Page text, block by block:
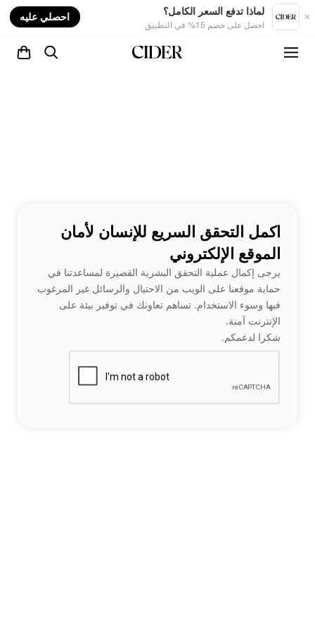
لماذا تدفع السعر الكامل؟
احصل على خصم 15% في التطبيق
احصلي عليه
اكمل التحقق السريع للإنسان لأمان
الموقع الإلكتروني
يرجى إكمال عملية التحقق البشرية القصيرة لمساعدتنا في
حماية موقعنا على الويب من الاحتيال والرسائل غير المرغوب
فيها وسوء الاستخدام. تساهم تعاونك في توفير بيئة على
الإنترنت آمنة.
شكرا لدعمكم.